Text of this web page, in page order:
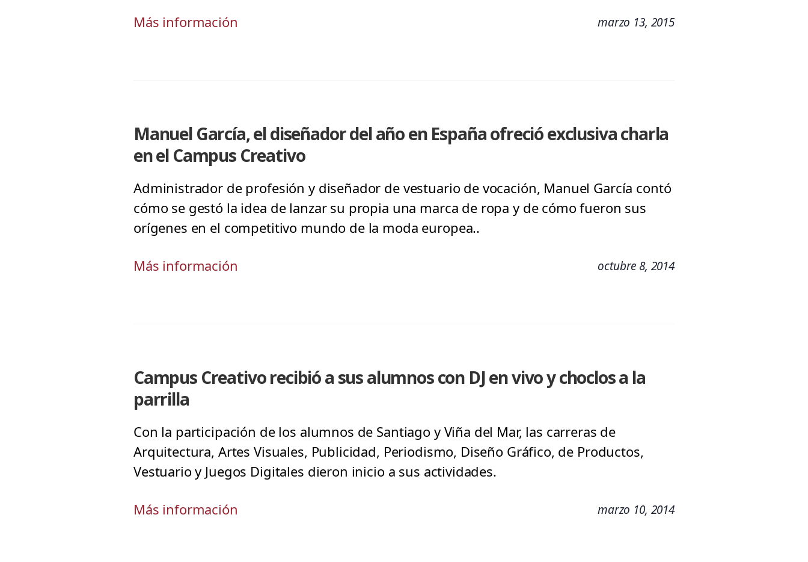
Más información marzo 13, 2015
Manuel García, el diseñador del año en España ofreció exclusiva charla
en el Campus Creativo
Administrador de profesión y diseñador de vestuario de vocación, Manuel García contó
cómo se gestó la idea de lanzar su propia una marca de ropa y de cómo fueron sus
orígenes en el competitivo mundo de la moda europea..
Más información octubre 8, 2014
Campus Creativo recibió a sus alumnos con DJ en vivo y choclos a la
parrilla
Con la participación de los alumnos de Santiago y Viña del Mar, las carreras de
Arquitectura, Artes Visuales, Publicidad, Periodismo, Diseño Gráfico, de Productos,
Vestuario y Juegos Digitales dieron inicio a sus actividades.
Más información marzo 10, 2014